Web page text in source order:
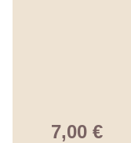
7,00 €